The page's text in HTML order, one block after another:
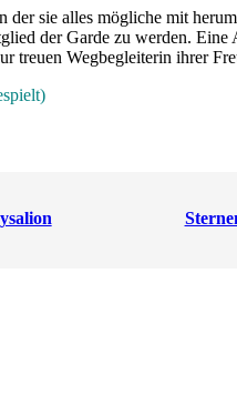
der sie alles mögliche mit
der Garde zu werden.
treuen Wegbegleiterin ihrer